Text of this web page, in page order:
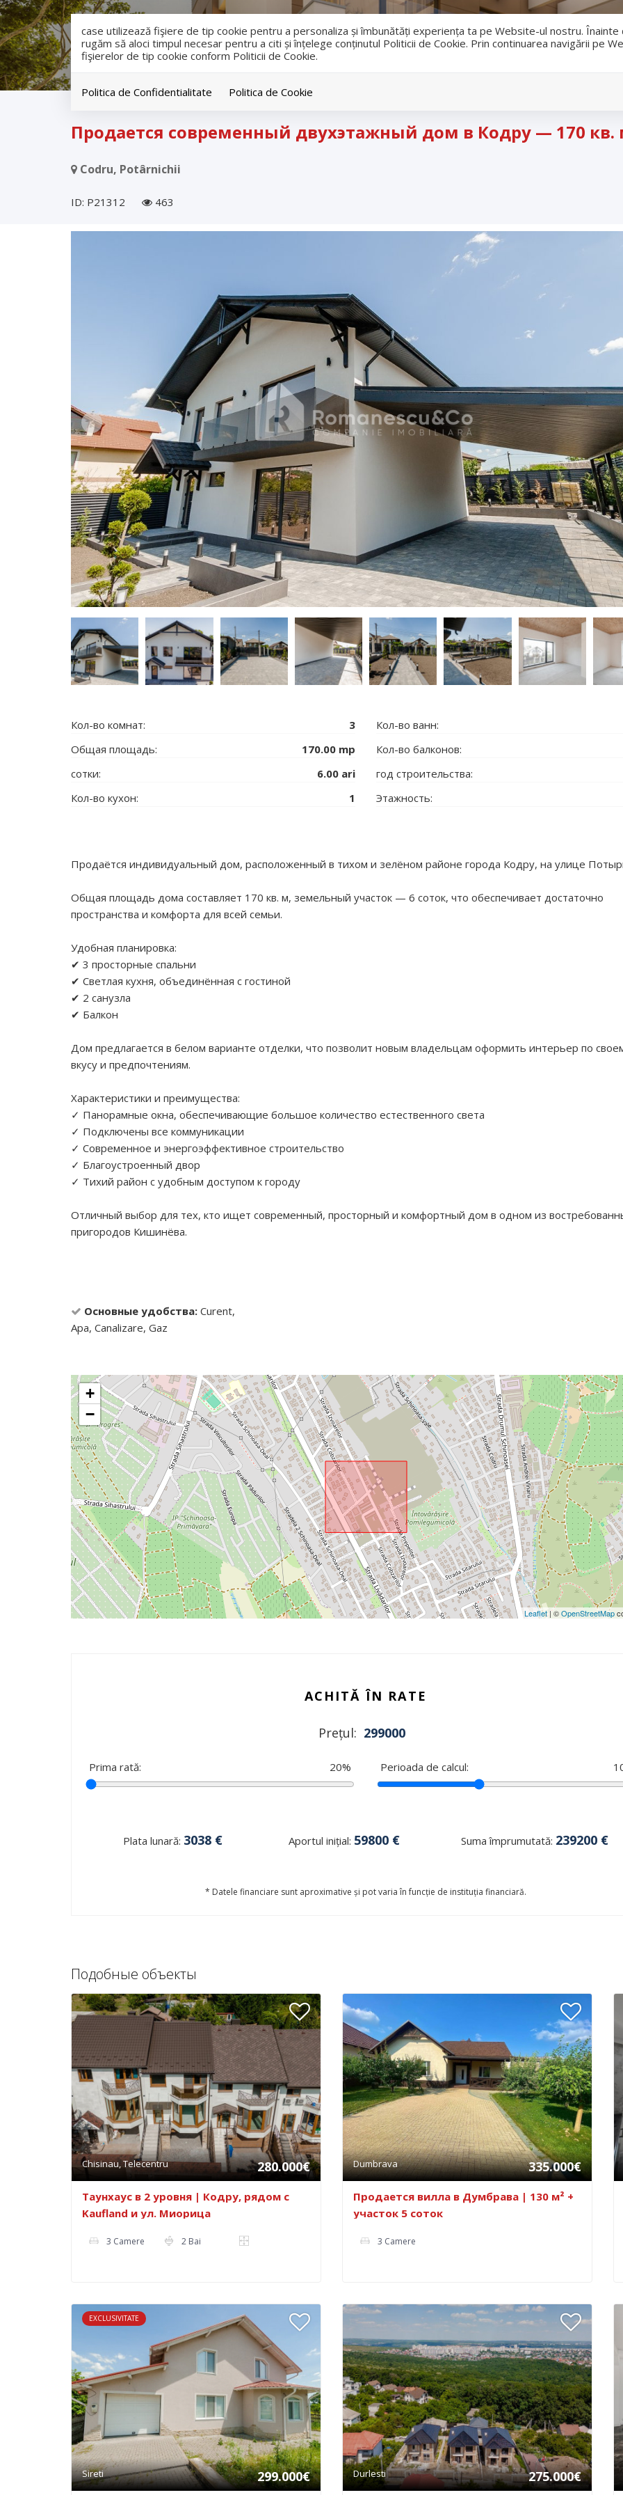
case utilizează fişiere de tip cookie pentru a personaliza și îmbunătăți experiența ta pe Website-ul nostru.
rugăm să aloci timpul necesar pentru a citi și înțelege conținutul Politicii de Cookie. Prin continuarea navigării pe
fişierelor de tip cookie conform Politicii de Cookie.
Politica de Confidentialitate Politica de Cookie
Продается современный двухэтажный дом в Кодру — 170 кв.
Codru, Potârnichii
ID: P21312 463
Кол-во комнат:
3
Общая площадь:
170.00 mp
сотки:
6.00 ari
Кол-во кухон:
1
Кол-во ванн:
Кол-во балконов:
год строительства:
Этажность:
Продаётся индивидуальный дом, расположенный в тихом и зелёном районе города Кодру, на улице
Общая площадь дома составляет 170 кв. м, земельный участок — 6 соток, что обеспечивает достаточно
пространства и комфорта для всей семьи.
Удобная планировка:
✔ 3 просторные спальни
✔ Светлая кухня, объединённая с гостиной
✔ 2 санузла
✔ Балкон
Дом предлагается в белом варианте отделки, что позволит новым владельцам оформить интерьер по
вкусу и предпочтениям.
Характеристики и преимущества:
✓ Панорамные окна, обеспечивающие большое количество естественного света
✓ Подключены все коммуникации
✓ Современное и энергоэффективное строительство
✓ Благоустроенный двор
✓ Тихий район с удобным доступом к городу
Отличный выбор для тех, кто ищет современный, просторный и комфортный дом в одном из
пригородов Кишинёва.
Основные удобства: Curent,
Apa, Canalizare, Gaz
+
−
Leaflet| ©OpenStreetMap
ACHITĂ ÎN RATE
Prețul: 299000
Prima rată: 20% Perioada de calcul:
Plata lunară: 3038€ Aportul inițial: 59800€ Suma împrumutată: 239200€
* Datele financiare sunt aproximative și pot varia în funcție de instituția financiară.
Подобные объекты
Chisinau, Telecentru 280.000€
Таунхаус в 2 уровня | Кодру, рядом с
Kaufland и ул. Миорица
3 Camere 2 Bai
Dumbrava 335.000€
Продается вилла в Думбрава | 130 м² +
участок 5 соток
3 Camere
EXCLUSIVITATE
Sireti 299.000€ Durlesti 275.000€